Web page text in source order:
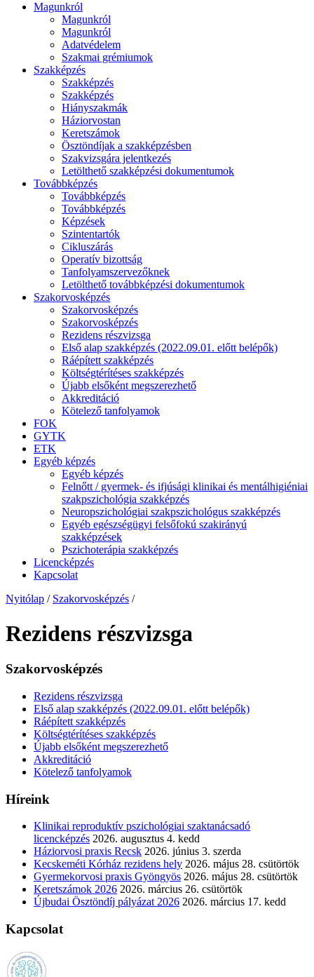
Magunkról
Magunkról
Magunkról
Adatvédelem
Szakmai grémiumok
Szakképzés
Szakképzés
Szakképzés
Hiányszakmák
Háziorvostan
Keretszámok
Ösztöndíjak a szakképzésben
Szakvizsgára jelentkezés
Letölthető szakképzési dokumentumok
Továbbképzés
Továbbképzés
Továbbképzés
Képzések
Szintentartók
Cikluszárás
Operatív bizottság
Tanfolyamszervezőknek
Letölthető továbbképzési dokumentumok
Szakorvosképzés
Szakorvosképzés
Szakorvosképzés
Rezidens részvizsga
Első alap szakképzés (2022.09.01. előtt belépők)
Ráépített szakképzés
Költségtérítéses szakképzés
Újabb elsőként megszerezhető
Akkreditáció
Kötelező tanfolyamok
FOK
GYTK
ETK
Egyéb képzés
Egyéb képzés
Felnőtt / gyermek- és ifjúsági klinikai és mentálhigiéniai
szakpszichológia szakképzés
Neuropszichológiai szakpszichológus szakképzés
Egyéb egészségügyi felsőfokú szakirányú
szakképzések
Pszichoterápia szakképzés
Licencképzés
Kapcsolat
Nyitólap / Szakorvosképzés /
Rezidens részvizsga
Szakorvosképzés
Rezidens részvizsga
Első alap szakképzés (2022.09.01. előtt belépők)
Ráépített szakképzés
Költségtérítéses szakképzés
Újabb elsőként megszerezhető
Akkreditáció
Kötelező tanfolyamok
Híreink
Klinikai reproduktív pszichológiai szaktanácsadó
licencképzés 2026. augusztus 4. kedd
Háziorvosi praxis Recsk 2026. június 3. szerda
Kecskeméti Kórház rezidens hely 2026. május 28. csütörtök
Gyermekorvosi praxis Gyöngyös 2026. május 28. csütörtök
Keretszámok 2026 2026. március 26. csütörtök
Újbudai Ösztöndíj pályázat 2026 2026. március 17. kedd
Kapcsolat